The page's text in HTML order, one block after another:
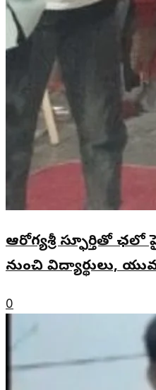
ఆరోగ్యశ్రీ స్ఫూర్తితో
నుంచి విద్యార్థులు,
0